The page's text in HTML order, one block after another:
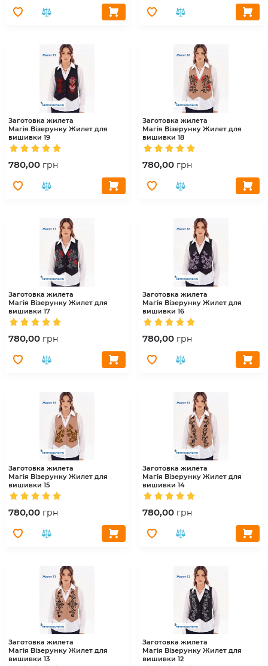
Заготовка жилета
Магія Візерунку Жилет для
вишивки 19
780,00 грн
Заготовка жилета
Магія Візерунку Жилет для
вишивки 18
780,00 грн
Заготовка жилета
Магія Візерунку Жилет для
вишивки 17
780,00 грн
Заготовка жилета
Магія Візерунку Жилет для
вишивки 16
780,00 грн
Заготовка жилета
Магія Візерунку Жилет для
вишивки 15
780,00 грн
Заготовка жилета
Магія Візерунку Жилет для
вишивки 14
780,00 грн
Заготовка жилета
Магія Візерунку Жилет для
вишивки 13
Заготовка жилета
Магія Візерунку Жилет для
вишивки 12